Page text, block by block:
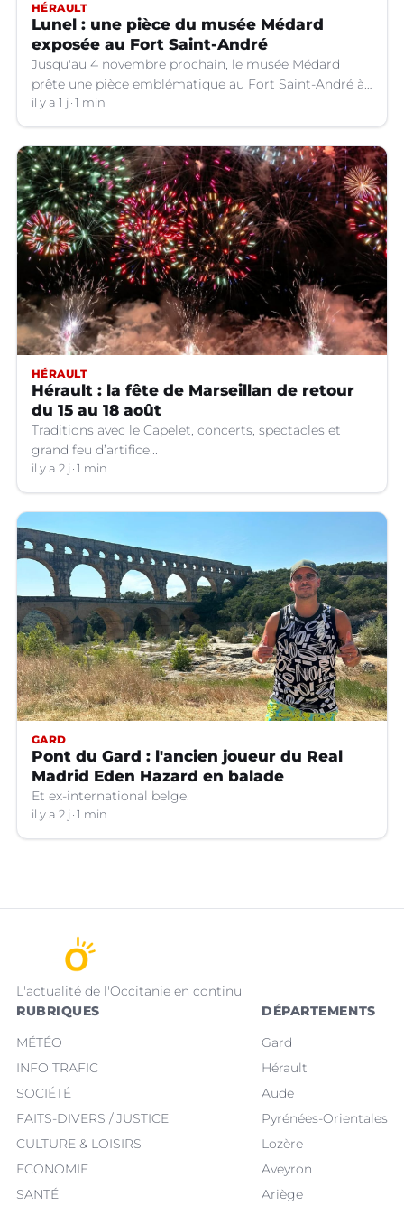
HÉRAULT
Lunel : une pièce du musée Médard
exposée au Fort Saint-André
Jusqu'au 4 novembre prochain, le musée Médard
prête une pièce emblématique au Fort Saint-André à
Villeneuve-lez-Avignon (Gard).
il y a 1 j 1 min
HÉRAULT
Hérault : la fête de Marseillan de retour
du 15 au 18 août
Traditions avec le Capelet, concerts, spectacles et
grand feu d’artifice...
il y a 2 j 1 min
GARD
Pont du Gard : l'ancien joueur du Real
Madrid Eden Hazard en balade
Et ex-international belge.
il y a 2 j 1 min
L'actualité de l'Occitanie en continu
RUBRIQUES
MÉTÉO
INFO TRAFIC
SOCIÉTÉ
FAITS-DIVERS / JUSTICE
CULTURE & LOISIRS
ECONOMIE
SANTÉ
DÉPARTEMENTS
Gard
Hérault
Aude
Pyrénées-Orientales
Lozère
Aveyron
Ariège